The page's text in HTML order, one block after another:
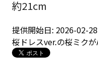
約21cm
提供開始日: 2026-02-
桜ドレスver.の桜ミク